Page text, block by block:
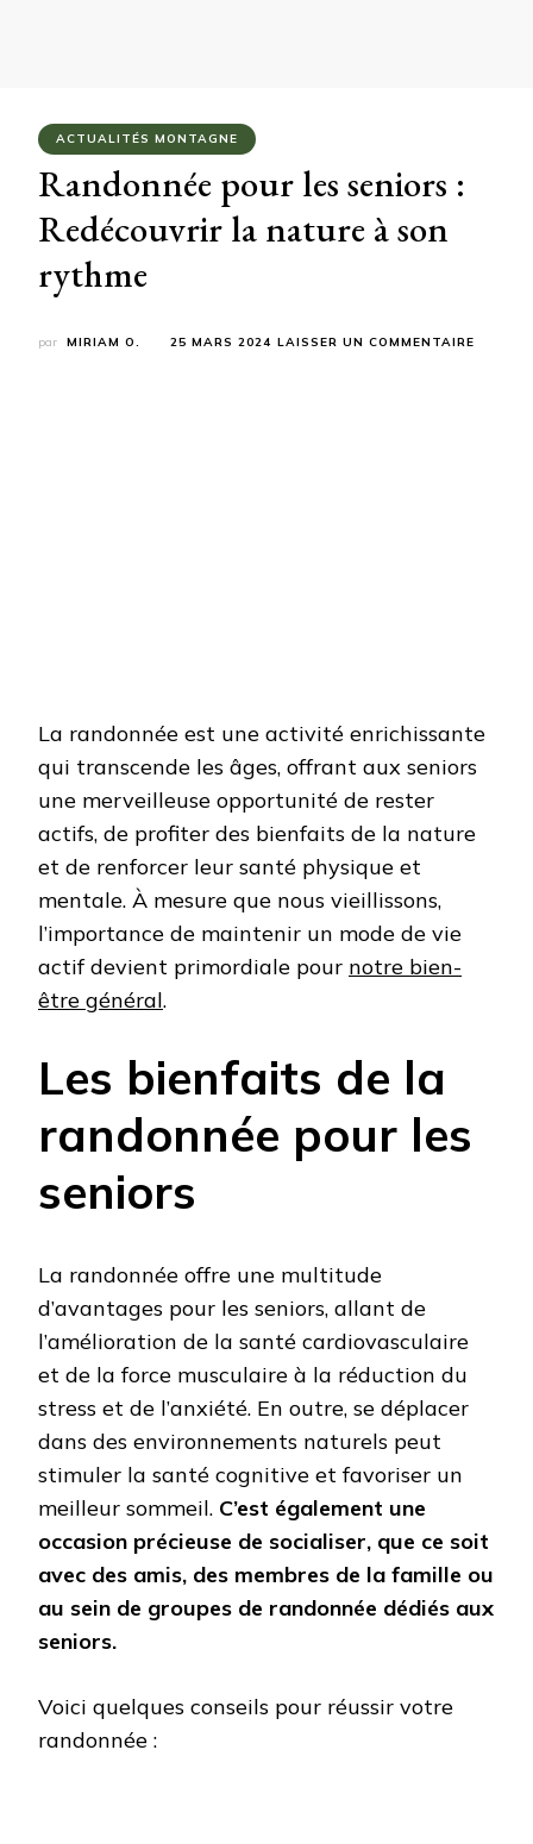
ACTUALITÉS MONTAGNE
Randonnée pour les seniors :
Redécouvrir la nature à son
rythme
par MIRIAM O. 25 MARS 2024 LAISSER UN COMMENTAIRE
La randonnée est une activité enrichissante
qui transcende les âges, offrant aux seniors
une merveilleuse opportunité de rester
actifs, de profiter des bienfaits de la nature
et de renforcer leur santé physique et
mentale. À mesure que nous vieillissons,
l’importance de maintenir un mode de vie
actif devient primordiale pour notre bien-
être général.
Les bienfaits de la
randonnée pour les
seniors
La randonnée offre une multitude
d’avantages pour les seniors, allant de
l’amélioration de la santé cardiovasculaire
et de la force musculaire à la réduction du
stress et de l’anxiété. En outre, se déplacer
dans des environnements naturels peut
stimuler la santé cognitive et favoriser un
meilleur sommeil. C’est également une
occasion précieuse de socialiser, que ce soit
avec des amis, des membres de la famille ou
au sein de groupes de randonnée dédiés aux
seniors.
Voici quelques conseils pour réussir votre
randonnée :